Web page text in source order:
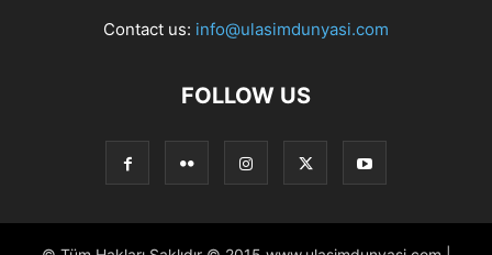
Contact us: info@ulasimdunyasi.com
FOLLOW US